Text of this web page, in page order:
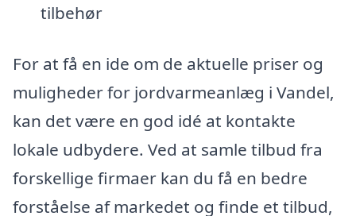
tilbehør
For at få en ide om de aktuelle priser og
muligheder for jordvarmeanlæg i Vandel,
kan det være en god idé at kontakte
lokale udbydere. Ved at samle tilbud fra
forskellige firmaer kan du få en bedre
forståelse af markedet og finde et tilbud,